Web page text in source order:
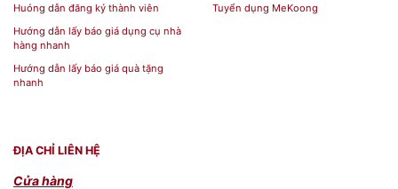
Huóng dẫn đăng ký thành viên
Hướng dẫn lấy báo giá dụng cụ nhà
hàng nhanh
Hướng dẫn lấy báo giá quà tặng
nhanh
Tuyển dụng MeKoong
ĐỊA CHỈ LIÊN HỆ
Cửa hàng